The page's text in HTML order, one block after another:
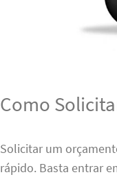
Como
Solicitar um
rápido. Basta entrar